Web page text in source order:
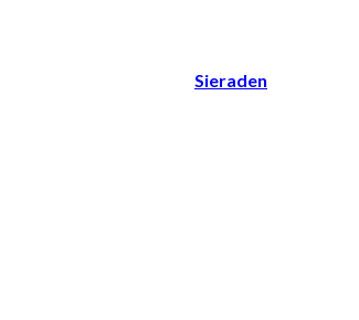
Sieraden